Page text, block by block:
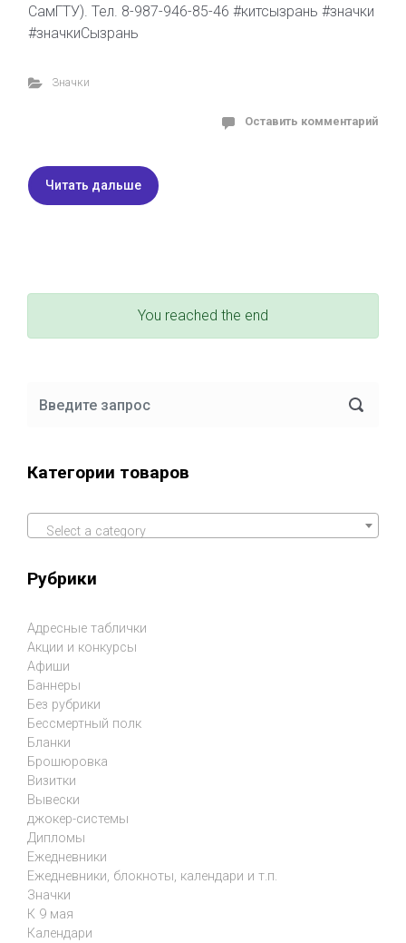
СамГТУ). Тел. 8-987-946-85-46 #китсызрань #значки
#значкиСызрань
Значки
Оставить комментарий
Читать дальше
You reached the end
Категории товаров
Select a category
Рубрики
Адресные таблички
Акции и конкурсы
Афиши
Баннеры
Без рубрики
Бессмертный полк
Бланки
Брошюровка
Визитки
Вывески
джокер-системы
Дипломы
Ежедневники
Ежедневники, блокноты, календари и т.п.
Значки
К 9 мая
Календари